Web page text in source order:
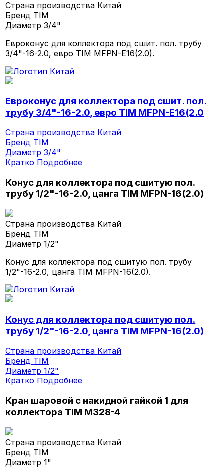
Страна производства Китай
Бренд TIM
Диаметр3/4"
Евроконус для коллектора под сшит. пол. трубу
3/4"-16-2.0, евро TIM MFPN-E16(2.0).
Евроконус для коллектора под сшит. пол.
трубу 3/4"-16-2.0, евро TIM MFPN-E16(2.0
Страна производства Китай
Бренд TIM
Диаметр3/4"
Кратко Подробнее
Конус для коллектора под сшитую пол.
трубу 1/2"-16-2.0, цанга TIM MFPN-16(2.0)
Страна производства Китай
Бренд TIM
Диаметр1/2"
Конус для коллектора под сшитую пол. трубу
1/2"-16-2.0, цанга TIM MFPN-16(2.0).
Конус для коллектора под сшитую пол.
трубу 1/2"-16-2.0, цанга TIM MFPN-16(2.0)
Страна производства Китай
Бренд TIM
Диаметр1/2"
Кратко Подробнее
Кран шаровой с накидной гайкой 1 для
коллектора TIM M328-4
Страна производства Китай
Бренд TIM
Диаметр1"